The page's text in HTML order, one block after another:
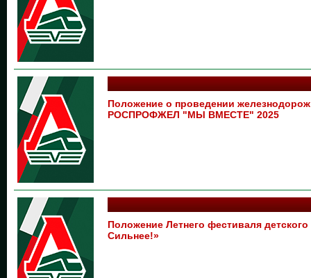
Положение о проведении
РОСПРОФЖЕЛ "МЫ ВМЕСТЕ" 2025
Положение Летнего фестиваля
Сильнее!»